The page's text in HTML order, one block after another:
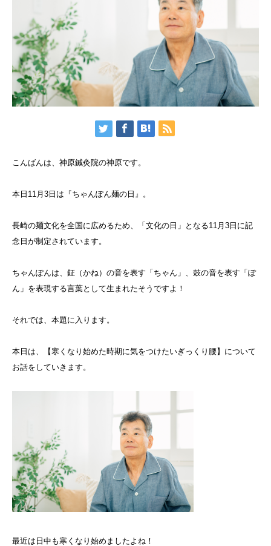
こんばんは、神原鍼灸院の神原です。
本日 11 月 3 日は『ちゃんぽん麺の日』。
長崎の麺文化を全国に広めるため、「文化の日」となる11 月 3 日に記
念日が制定されています。
ちゃんぽんは、鉦（かね）の音を表す「ちゃん」、鼓の音を表す「ぽ
ん」を表現する言葉として生まれたそうですよ！
それでは、本題に入ります。
本日は、【寒くなり始めた時期に気をつけたいぎっくり腰】について
お話をしていきます。
最近は日中も寒くなり始めましたよね！